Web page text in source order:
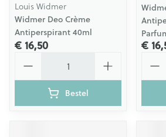
Louis Widmer
Widmer Deo Crème
Antiperspirant 40ml
€ 16,50
Bestel
€